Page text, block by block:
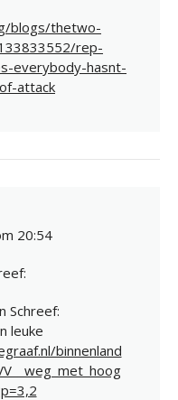
blogs/thetwo-
rep-
everybody-hasnt-
attack
20:54
Schreef:
leuke
binnenland